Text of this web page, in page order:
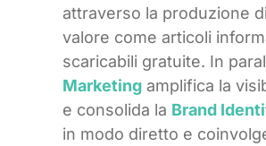
attraverso la produzione
valore come articoli
scaricabili gratuite. In
Marketing amplifica la
e consolida la Brand
in modo diretto e